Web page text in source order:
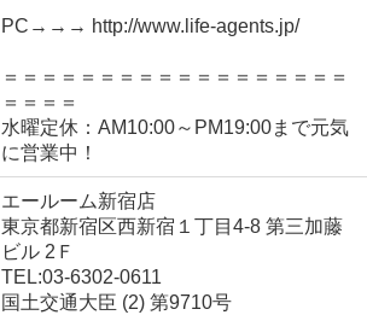
PC→→→ http://www.life-agents.jp/
＝＝＝＝＝＝＝＝＝＝＝＝＝＝＝＝＝＝
＝＝＝＝
水曜定休：AM10:00～PM19:00まで元気
に営業中！
エールーム新宿店
東京都新宿区西新宿１丁目4-8 第三加藤
ビル 2Ｆ
TEL:03-6302-0611
国土交通大臣 (2) 第9710号